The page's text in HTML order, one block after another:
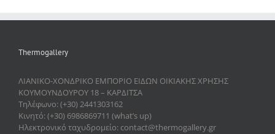
Thermogallery
ΛΙΑΝΙΚΟ-ΧΟΝΔΡΙΚΟ ΕΜΠΟΡΙΟ ΕΙΔΩΝ ΟΙΚΙΑΚΗΣ ΧΡΗΣΗΣ
ΚΟΥΜΟΥΝΔΟΥΡΟΥ 18 – ΚΑΡΔΙΤΣΑ
Τηλέφωνο: (+30) 2441303162
Κινητό: (+30) 6986869711 (what’s up)
Ηλεκτρονικό ταχυδρομείο: contact@thermogallery.gr